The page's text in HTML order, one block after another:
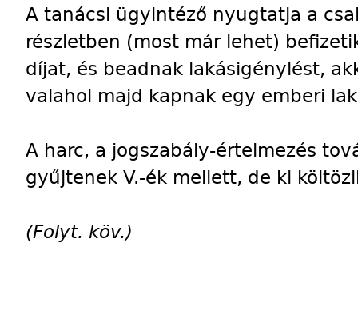
A tanácsi ügyintéző nyugtatja a
részletben (most már lehet)
díjat, és beadnak lakásigénylést,
valahol majd kapnak egy emberi
A harc, a jogszabály-értelmezés
gyűjtenek V.-ék mellett, de ki
(Folyt. köv.)